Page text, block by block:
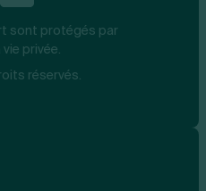
sont protégés par
privée.
réservés.